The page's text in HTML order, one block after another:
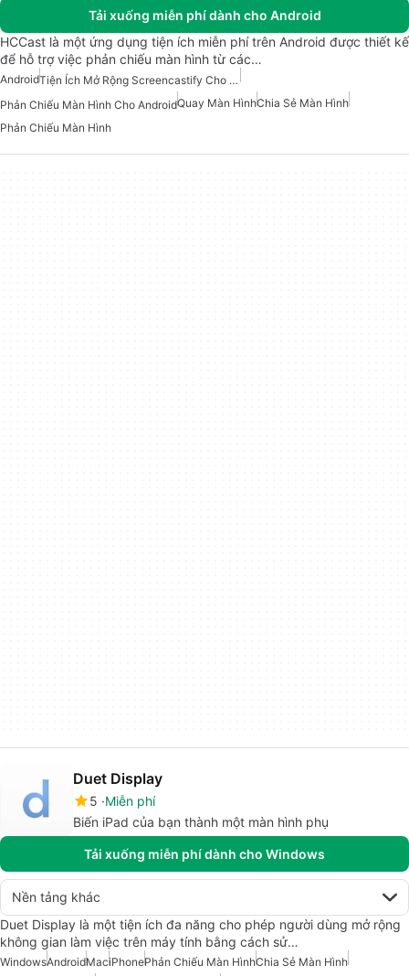
Tải xuống miễn phí dành cho Android
HCCast là một ứng dụng tiện ích miễn phí trên Android được thiết kế
để hỗ trợ việc phản chiếu màn hình từ các…
Android
Tiện Ích Mở Rộng Screencastify Cho Android
Phản Chiếu Màn Hình Cho AndroidQuay Màn HìnhChia Sẻ Màn Hình
Phản Chiếu Màn Hình
Duet Display
5 Miễn phí
Biến iPad của bạn thành một màn hình phụ
Tải xuống miễn phí dành cho Windows
Nền tảng khác
Duet Display là một tiện ích đa năng cho phép người dùng mở rộng
không gian làm việc trên máy tính bằng cách sử…
WindowsAndroidMaciPhonePhản Chiếu Màn HìnhChia Sẻ Màn Hình